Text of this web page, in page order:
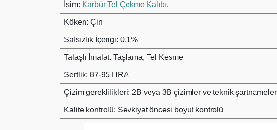
İsim: Karbür Tel Çekme Kalıbı,
Köken: Çin
Safsızlık İçeriği: 0.1%
Talaşlı İmalat: Taşlama, Tel Kesme
Sertlik: 87-95 HRA
Çizim gereklilikleri: 2B veya 3B çizimler ve teknik şartnameler
Kalite kontrolü: Sevkiyat öncesi boyut kontrolü